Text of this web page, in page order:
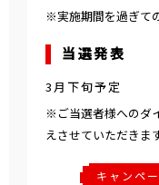
※実施期間を過ぎて
当選発表
3月下旬予定
※ご当選者様へのダ
えさせていただきま
キャンペ